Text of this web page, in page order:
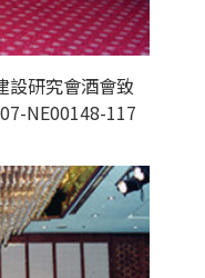
設研究會酒會致
NE00148-117